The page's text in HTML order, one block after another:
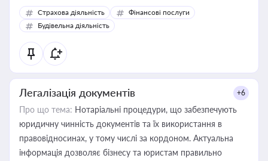
корисне для власника бізнесу, керівника, юриста або
бухгалтера під час оподаткування, приватизації, оренди
державного майна, корпоративних угод і перевірки
статусу суб'єктів оціночної діяльності
Страхова діяльність
Фінансові послуги
Будівельна діяльність
Легалізація документів +6
Про що тема: Нотаріальні процедури, що забезпечують
юридичну чинність документів та їх використання в
правовідносинах, у тому числі за кордоном. Актуальна
інформація дозволяє бізнесу та юристам правильно